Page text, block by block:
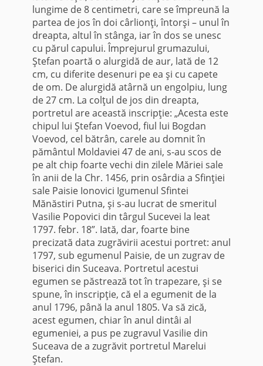
lungime de 8 centimetri, care se împreună la
partea de jos în doi cârlionţi, întorşi – unul în
dreapta, altul în stânga, iar în dos se unesc
cu părul capului. Împrejurul grumazului,
Ştefan poartă o alurgidă de aur, lată de 12
cm, cu diferite desenuri pe ea şi cu capete
de om. De alurgidă atârnă un engolpiu, lung
de 27 cm. La colţul de jos din dreapta,
portretul are această inscripţie: „Acesta este
chipul lui Ştefan Voevod, fiul lui Bogdan
Voevod, cel bătrân, carele au domnit în
pământul Moldaviei 47 de ani, s-au scos de
pe alt chip foarte vechi din zilele Măriei sale
în anii de la Chr. 1456, prin osârdia a Sfinţiei
sale Paisie Ionovici Igumenul Sfintei
Mănăstiri Putna, şi s-au lucrat de smeritul
Vasilie Popovici din târgul Suce­vei la leat
1797. febr. 18”. Iată, dar, foarte bine
precizată data zugrăvirii acestui portret: anul
1797, sub egumenul Paisie, de un zugrav de
biserici din Suceava. Portretul acestui
egumen se păstrează tot în trapezare, şi se
spune, în in­scripţie, că el a egumenit de la
anul 1796, până la anul 1805. Va să zică,
acest egumen, chiar în anul dintâi al
egumeniei, a pus pe zugravul Vasilie din
Suceava de a zugrăvit portretul Marelui
Ştefan.